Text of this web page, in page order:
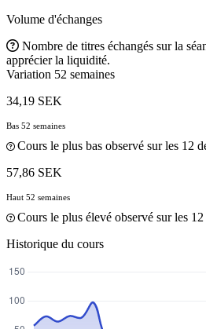
Volume d'échanges
Nombre de titres échangés sur la
apprécier la liquidité.
Variation 52 semaines
34,19 SEK
Bas 52 semaines
Cours le plus bas observé sur les 12
57,86 SEK
Haut 52 semaines
Cours le plus élevé observé sur les
Historique du cours